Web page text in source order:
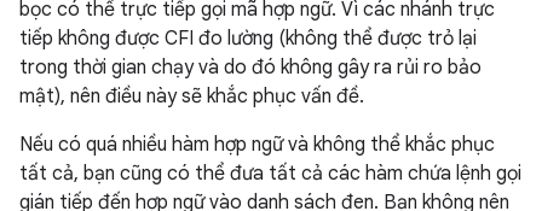
bọc có thể trực tiếp gọi mã hợp ngữ. Vì các nhánh trực
tiếp không được CFI đo lường (không thể được trỏ lại
trong thời gian chạy và do đó không gây ra rủi ro bảo
mật), nên điều này sẽ khắc phục vấn đề.
Nếu có quá nhiều hàm hợp ngữ và không thể khắc phục
tất cả, bạn cũng có thể đưa tất cả các hàm chứa lệnh gọi
gián tiếp đến hợp ngữ vào danh sách đen. Bạn không nên